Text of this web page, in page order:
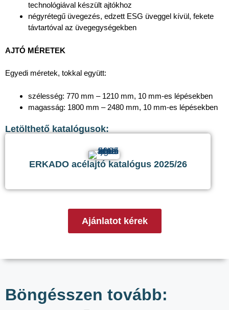
technológiával készült ajtókhoz
négyrétegű üvegezés, edzett ESG üveggel kívül, fekete
távtartóval az üvegegységekben
AJTÓ MÉRETEK
Egyedi méretek, tokkal együtt:
szélesség: 770 mm – 1210 mm, 10 mm-es lépésekben
magasság: 1800 mm – 2480 mm, 10 mm-es lépésekben
Letölthető katalógusok:
ERKADO acélajtó katalógus 2025/26
Ajánlatot kérek
Böngésszen tovább: